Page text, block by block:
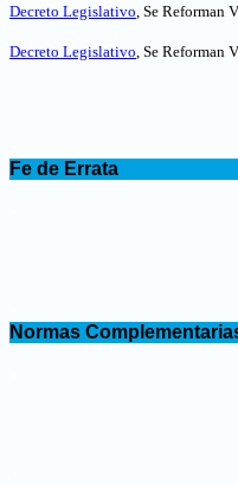
Decreto Legislativo, Se Reforman
Decreto Legislativo, Se Reforman
Fe de Errata
Normas